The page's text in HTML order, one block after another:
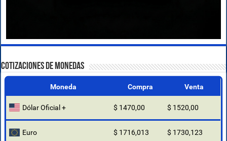
COTIZACIONES DE MONEDAS
Moneda Compra Venta
Dólar Oficial + $ 1470,00 $ 1520,00
Euro $ 1716,013 $ 1730,123